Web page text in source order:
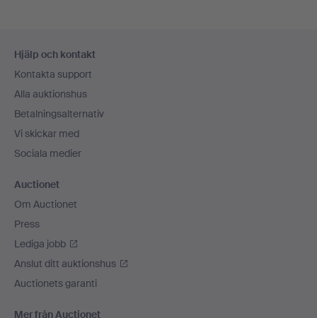
Hjälp och kontakt
Kontakta support
Alla auktionshus
Betalningsalternativ
Vi skickar med
Sociala medier
Auctionet
Om Auctionet
Press
Lediga jobb
Anslut ditt auktionshus
Auctionets garanti
Mer från Auctionet